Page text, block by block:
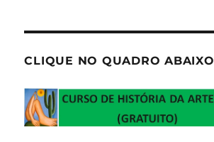
CLIQUE NO QUADRO ABAIXO